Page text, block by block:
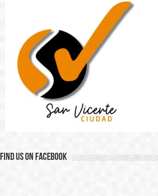
Find us on Facebook